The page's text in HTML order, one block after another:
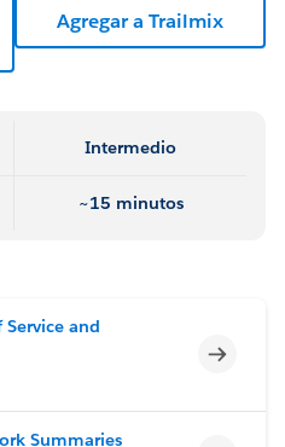
Agregar a Trailmix
Intermedio
~15 minutos
and
Summaries